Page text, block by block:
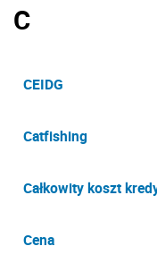
C
CEIDG
Catfishing
Całkowity koszt
Cena